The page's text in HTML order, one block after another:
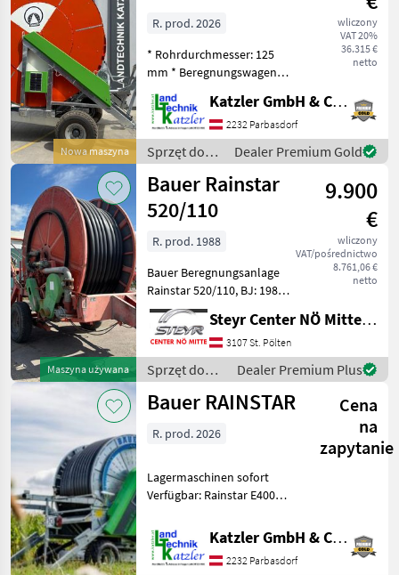
Deierling
Irtec
Pokaż
wszystkie
16
MARKETPLACE
Marketplace
Oferty
dealerów
Ogłoszenia
drobne
Nowa maszyna
480
wliczony
VAT 20%
36.315 €
netto
R. prod. 2026
* Rohrdurchmesser: 125
mm * Beregnungswagen
Bereifung 12, 5/80-15, 3 *
Glycerinmanometer mit
Hahn * Geschwindigkeits-
Handrad (RAINSTAR) *
Katzler GmbH & Co.KG.
2232 Parbasdorf
Sprzęt do
nawożenia i
nawadniania
/ Bauer
Dealer Premium Gold
Maszyna używana
Bauer Rainstar
520/110
9.900
€
wliczony
VAT/pośrednictwo
8.761,06 €
netto
R. prod. 1988
Bauer Beregnungsanlage
Rainstar 520/110, BJ: 1988,
Schlauchlänge: 520 m,
Durchmesser: 110 mm,
Standort: RLH Reidling,
Ansprechpartner: Gerhard
Wagner Sprzęt do nawo
Steyr Center NÖ Mitte Landmaschinentechnik GmbH
3107 St. Pölten
Sprzęt do
nawożenia i
nawadniania
Dealer Premium Plus
Bauer RAINSTAR
Cena
na
zapytanie
R. prod. 2026
Lagermaschinen sofort
Verfügbar: Rainstar E400
500 Rainstar E600 120-600
Viele Andere Typen und
Schlauchlänge auf Anfrage.
Katzler GmbH & Co.KG.
2232 Parbasdorf